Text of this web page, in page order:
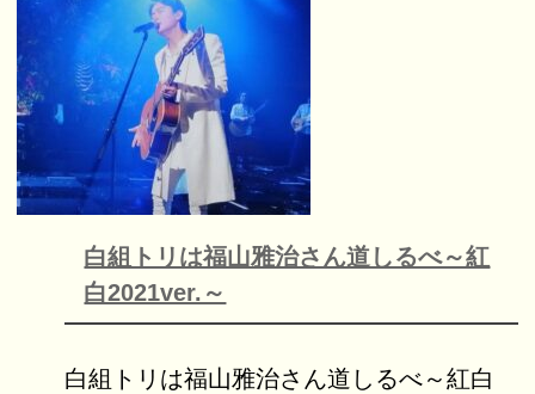
白組トリは福山雅治さん道しるべ～紅
白2021ver.～
白組トリは福山雅治さん道しるべ～紅白